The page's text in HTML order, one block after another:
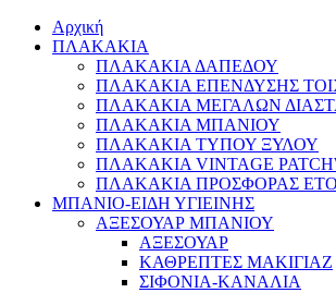
Αρχική
ΠΛΑΚΑΚΙΑ
ΠΛΑΚΑΚΙΑ ΔΑΠΕΔΟΥ
ΠΛΑΚΑΚΙΑ ΕΠΕΝΔΥΣΗΣ
ΠΛΑΚΑΚΙΑ ΜΕΓΑΛΩΝ
ΠΛΑΚΑΚΙΑ ΜΠΑΝΙΟΥ
ΠΛΑΚΑΚΙΑ ΤΥΠΟΥ ΞΥΛΟΥ
ΠΛΑΚΑΚΙΑ VINTAGE
ΠΛΑΚΑΚΙΑ ΠΡΟΣΦΟΡΑΣ
ΜΠΑΝΙΟ-ΕΙΔΗ ΥΓΙΕΙΝΗΣ
ΑΞΕΣΟΥΑΡ ΜΠΑΝΙΟΥ
ΑΞΕΣΟΥΑΡ
ΚΑΘΡΕΠΤΕΣ ΜΑΚΙΓΙΑΖ
ΣΙΦΟΝΙΑ-ΚΑΝΑΛΙΑ